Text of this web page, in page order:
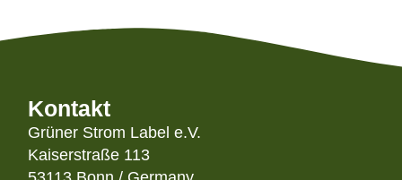
Kontakt
Grüner Strom Label e.V.
Kaiserstraße 113